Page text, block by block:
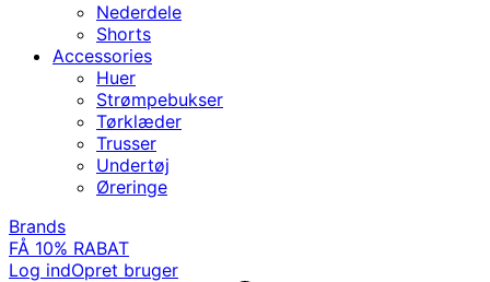
Nederdele
Shorts
Accessories
Huer
Strømpebukser
Tørklæder
Trusser
Undertøj
Øreringe
Brands
FÅ 10% RABAT
Log indOpret bruger